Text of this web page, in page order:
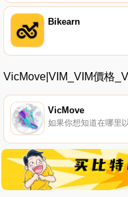
Bikearn
VicMove|VIM_VIM價格
VicMove